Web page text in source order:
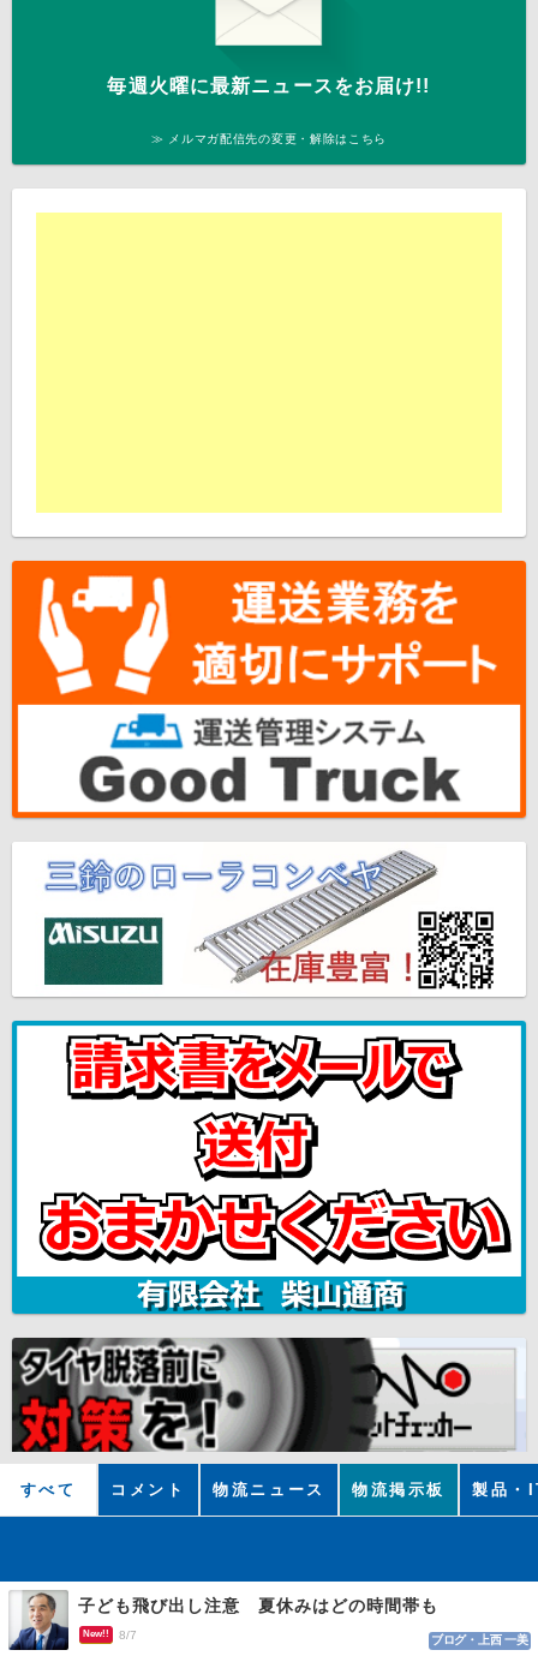
毎週火曜に最新ニュースをお届け!!
≫ メルマガ配信先の変更・解除はこちら
すべて コメント 物流ニュース 物流掲示板 製品・
子ども飛び出し注意 夏休みはどの時間帯も
New!! 8/7 ブログ・上西 一美